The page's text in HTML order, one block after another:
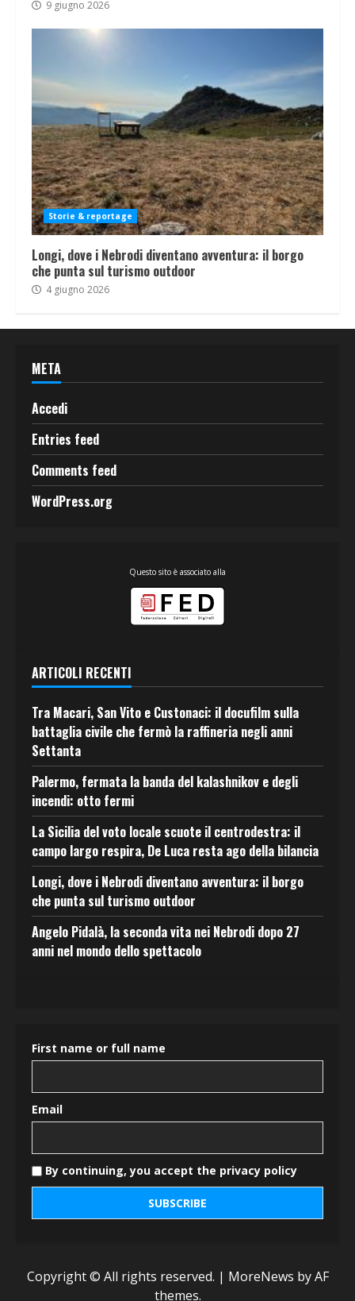
9 giugno 2026
Storie & reportage
Longi, dove i Nebrodi diventano avventura: il borgo
che punta sul turismo outdoor
4 giugno 2026
META
Accedi
Entries feed
Comments feed
WordPress.org
Questo sito è associato alla
ARTICOLI RECENTI
Tra Macari, San Vito e Custonaci: il docufilm sulla
battaglia civile che fermò la raffineria negli anni
Settanta
Palermo, fermata la banda del kalashnikov e degli
incendi: otto fermi
La Sicilia del voto locale scuote il centrodestra: il
campo largo respira, De Luca resta ago della bilancia
Longi, dove i Nebrodi diventano avventura: il borgo
che punta sul turismo outdoor
Angelo Pidalà, la seconda vita nei Nebrodi dopo 27
anni nel mondo dello spettacolo
First name or full name
Email
By continuing, you accept the privacy policy
Copyright © All rights reserved. | MoreNews by AF
themes.